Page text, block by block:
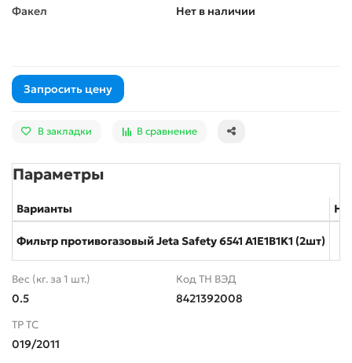
Факел Нет в наличии
Запросить цену
В закладки В сравнение
Параметры
Варианты
Фильтр противогазовый Jeta Safety 6541 A1E1B1K1 (2шт)
Вес (кг. за 1 шт.)
0.5
Код ТН ВЭД
8421392008
ТР ТС
019/2011